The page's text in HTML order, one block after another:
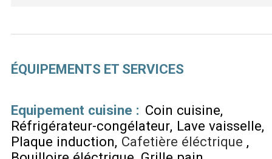
ÉQUIPEMENTS ET SERVICES
Equipement cuisine : Coin cuisine
Réfrigérateur-congélateur Lave vaisselle
Plaque induction Cafetière éléctrique